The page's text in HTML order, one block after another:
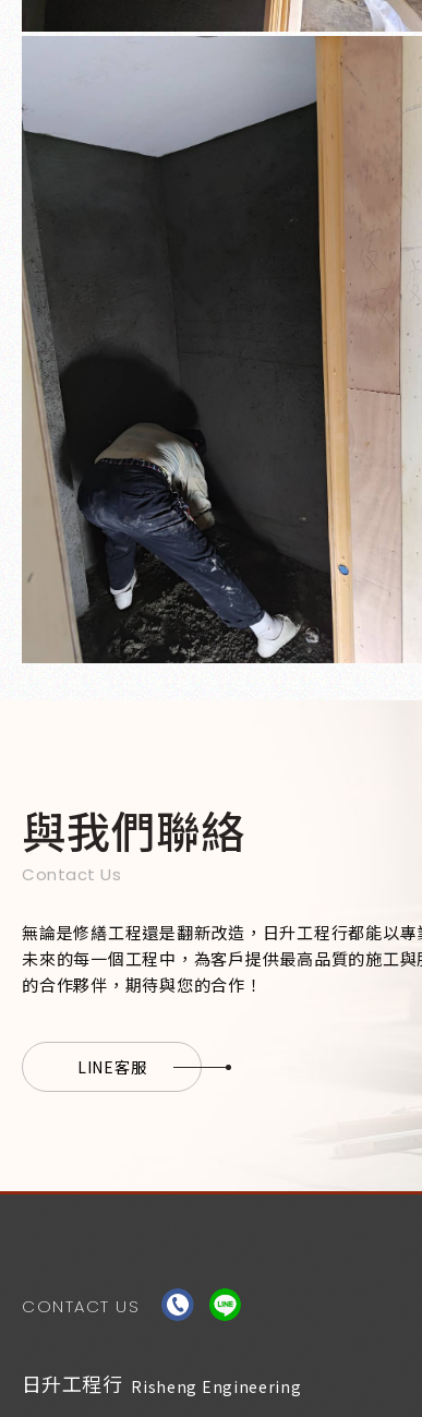
與我們聯絡
Contact Us
無論是修繕工程還是翻新改造，日升工程行都能以
未來的每一個工程中，為客戶提供最高品質的施工
的合作夥伴，期待與您的合作！
LINE客服
CONTACT US
日升工程行 Risheng Engineering